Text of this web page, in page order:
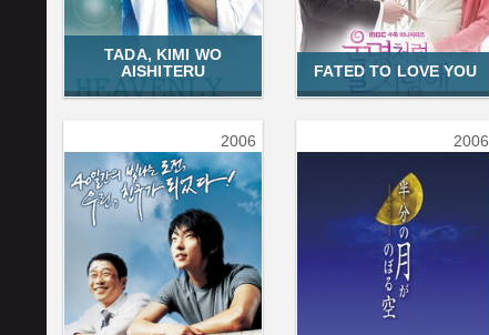
TADA, KIMI WO
AISHITERU
FATED TO LOVE YOU
2006 2006